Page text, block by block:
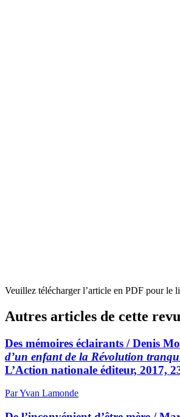
Veuillez télécharger l’article en PDF pour le
Autres articles de cette
Des mémoires éclairants / Denis
d’un enfant de la Révolution
L’Action nationale éditeur, 2017,
Par Yvan Lamonde